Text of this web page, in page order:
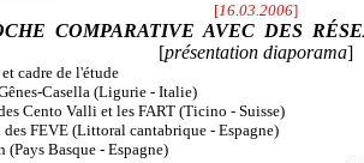
[16.03.2006]
COMPARATIVE AVEC DES
[présentation diaporama]
cadre de l'étude
Casella (Ligurie - Italie)
Cento Valli et les FART (Ticino - Suisse)
des FEVE (Littoral cantabrique - Espagne)
(Pays Basque - Espagne)